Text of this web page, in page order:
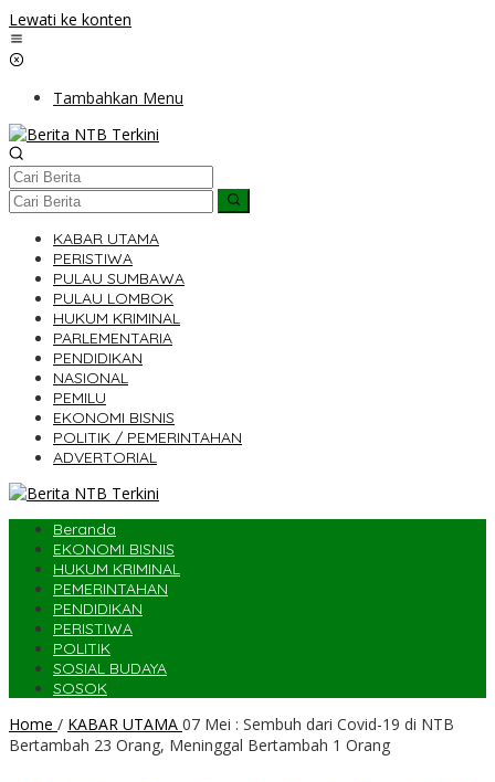
Lewati ke konten
Tambahkan Menu
KABAR UTAMA
PERISTIWA
PULAU SUMBAWA
PULAU LOMBOK
HUKUM KRIMINAL
PARLEMENTARIA
PENDIDIKAN
NASIONAL
PEMILU
EKONOMI BISNIS
POLITIK / PEMERINTAHAN
ADVERTORIAL
Beranda
EKONOMI BISNIS
HUKUM KRIMINAL
PEMERINTAHAN
PENDIDIKAN
PERISTIWA
POLITIK
SOSIAL BUDAYA
SOSOK
Home / KABAR UTAMA 07 Mei : Sembuh dari Covid-19 di NTB
Bertambah 23 Orang, Meninggal Bertambah 1 Orang